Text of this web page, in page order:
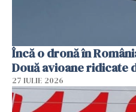
Încă o dronă în
Două avioane ridicate
27 IULIE 2026